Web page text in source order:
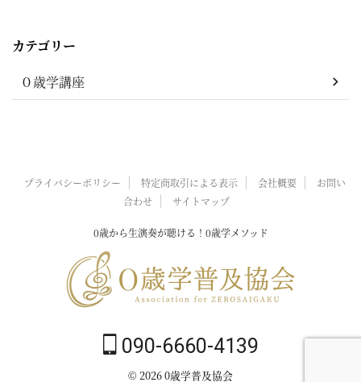
カテゴリー
０歳学講座
プライバシーポリシー 特定商取引による表示 会社概要
お問い
合わせ
サイトマップ
0歳から生演奏が聴ける！0歳学メソッド
090-6660-4139
© 2026 0歳学普及協会